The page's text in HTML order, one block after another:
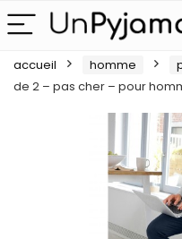
accueil homme
de 2 – pas cher – pour